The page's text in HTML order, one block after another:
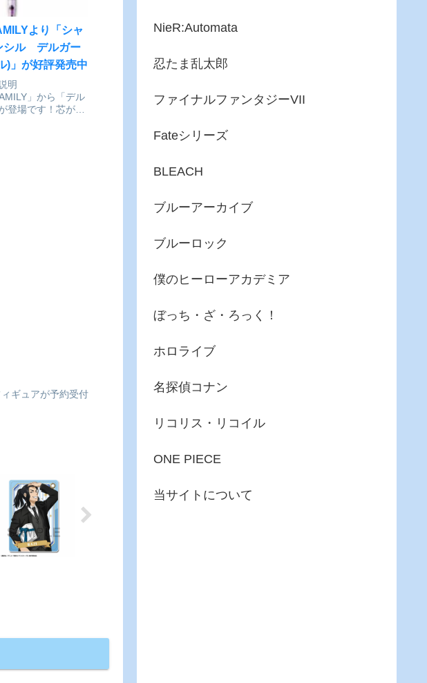
より「シャ
シル デルガー
)」が好評発売中
明
」から「デル
登場です！芯が折
ギュアが予約受付
NieR:Automata
忍たま乱太郎
ファイナルファンタジーVII
Fateシリーズ
BLEACH
ブルーアーカイブ
ブルーロック
僕のヒーローアカデミア
ぼっち・ざ・ろっく！
ホロライブ
名探偵コナン
リコリス・リコイル
ONE PIECE
当サイトについて